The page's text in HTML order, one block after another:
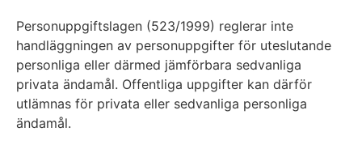
Personuppgiftslagen (523/1999) reglerar inte
handläggningen av personuppgifter för uteslutande
personliga eller därmed jämförbara sedvanliga
privata ändamål. Offentliga uppgifter kan därför
utlämnas för privata eller sedvanliga personliga
ändamål.